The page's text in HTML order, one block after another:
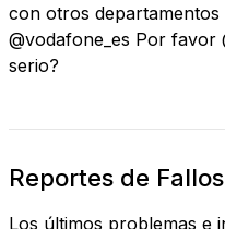
con otros departamentos
@vodafone_es Por favor
serio?
Reportes de
Los últimos problemas e